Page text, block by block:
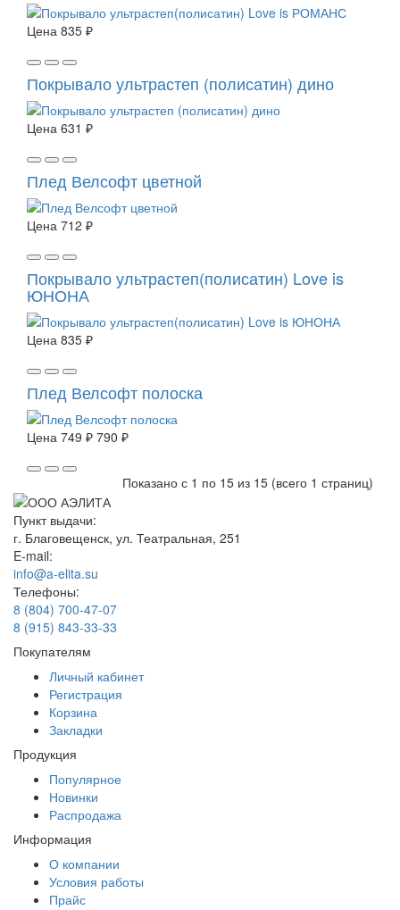
Цена 835 ₽
Покрывало ультрастеп (полисатин) дино
Цена 631 ₽
Плед Велсофт цветной
Цена 712 ₽
Покрывало ультрастеп(полисатин) Love is
ЮНОНА
Цена 835 ₽
Плед Велсофт полоска
Цена 749 ₽ 790 ₽
Показано с 1 по 15 из 15 (всего 1 страниц)
Пункт выдачи:
г. Благовещенск, ул. Театральная, 251
E-mail:
info@a-elita.su
Телефоны:
8 (804) 700-47-07
8 (915) 843-33-33
Покупателям
Личный кабинет
Регистрация
Корзина
Закладки
Продукция
Популярное
Новинки
Распродажа
Информация
О компании
Условия работы
Прайс